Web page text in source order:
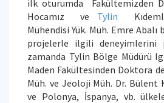
ilk oturumda Fakültemizden
Hocamız ve Tylin Kıdemli
Mühendisi Yük. Müh. Emre Abalı
projelerle ilgili deneyimlerini
zamanda Tylin Bölge Müdürü
Maden Fakültesinden Doktora
Müh. ve Jeoloji Müh. Dr. Bülent
ve Polonya, İspanya, vb.